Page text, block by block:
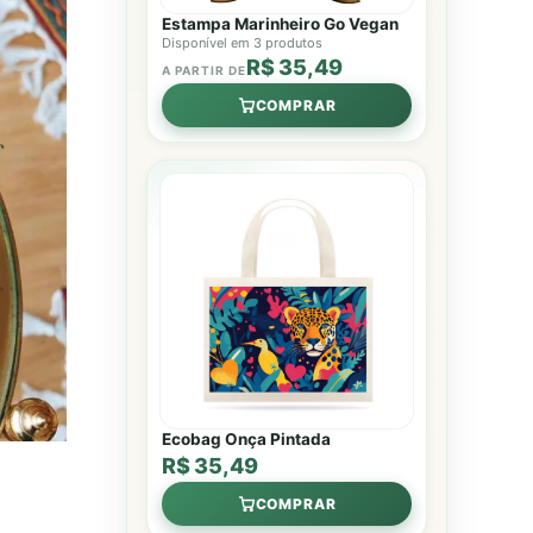
Estampa Marinheiro Go Vegan
Disponível em 3 produtos
A PARTIR DER$ 35,49
COMPRAR
Ecobag Onça Pintada
R$ 35,49
COMPRAR